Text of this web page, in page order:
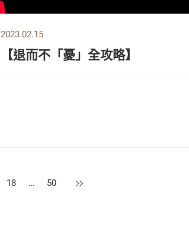
2023.02.15
【退而不「憂」全攻略】
18 … 50 下一頁